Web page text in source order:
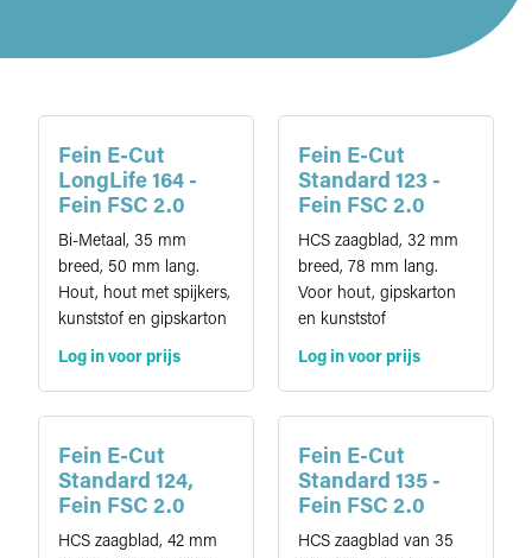
Fein E-Cut
LongLife 164 -
Fein FSC 2.0
Bi-Metaal, 35 mm
breed, 50 mm lang.
Hout, hout met spijkers,
kunststof en gipskarton
Log in voor prijs
Fein E-Cut
Standard 123 -
Fein FSC 2.0
HCS zaagblad, 32 mm
breed, 78 mm lang.
Voor hout, gipskarton
en kunststof
Log in voor prijs
Fein E-Cut
Standard 124,
Fein FSC 2.0
HCS zaagblad, 42 mm
Fein E-Cut
Standard 135 -
Fein FSC 2.0
HCS zaagblad van 35